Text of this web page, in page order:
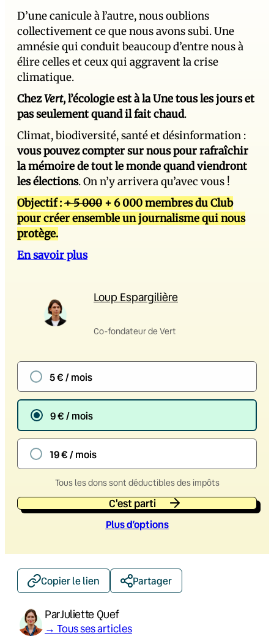
D’une canicule à l’autre, nous oublions
collectivement ce que nous avons subi. Une
amnésie qui conduit beaucoup d’entre nous à
élire celles et ceux qui aggravent la crise
climatique.
ChezVert, l’écologie est à la Une tous les jours et
pas seulement quand il fait chaud.
Climat, biodiversité, santé et désinformation :
vous pouvez compter sur nous pour rafraîchir
la mémoire de tout le monde quand viendront
les élections. On n’y arrivera qu’avec vous !
Objectif :+ 5 000 + 6 000 membres du Club
pour créer ensemble un journalisme qui nous
protège.
En savoir plus
Loup Espargilière
Co-fondateur de Vert
5 € / mois
9 € / mois
19 € / mois
Tous les dons sont déductibles des impôts
C'est parti
Plus d’options
Copier le lien Partager
ParJuliette Quef
→ Tous ses articles